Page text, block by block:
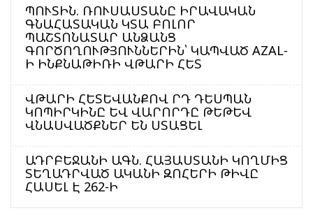
ՊՈՒՏԻՆ. ՌՈՒՍԱՍՏԱՆԸ ԻՐԱՎԱԿԱՆ
ԳՆԱՀԱՏԱԿԱՆ ԿՏԱ ԲՈԼՈՐ
ՊԱՇՏՈՆԱՏԱՐ ԱՆՁԱՆՑ
ԳՈՐԾՈՂՈՒԹՅՈՒՆՆԵՐԻՆ՝ ԿԱՊՎԱԾ AZAL-
Ի ԻՆՔՆԱԹԻՌԻ ՎԹԱՐԻ ՀԵՏ
ՎԹԱՐԻ ՀԵՏԵՎԱՆՔՈՎ ՐԴ ԴԵՍՊԱՆ
ԿՈՊԻՐԿԻՆԸ ԵՎ ՎԱՐՈՐԴԸ ԹԵԹԵՎ
ՎՆԱՍՎԱԾՔՆԵՐ ԵՆ ՍՏԱՑԵԼ
ԱԴՐԲԵՋԱՆԻ ԱԳՆ. ՀԱՅԱՍՏԱՆԻ ԿՈՂՄԻՑ
ՏԵՂԱԴՐՎԱԾ ԱԿԱՆԻ ԶՈՀԵՐԻ ԹԻՎԸ
ՀԱՍԵԼ Է 262-Ի